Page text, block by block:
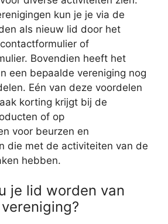
kun je je via de
als nieuw lid door het
of
Bovendien heeft het
een bepaalde vereniging nog
Eén van deze voordelen
korting krijgt bij de
of op
voor beurzen en
die met de activiteiten van de
hebben.
je lid worden van